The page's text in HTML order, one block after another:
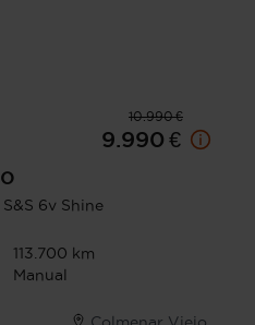
10.990 €
9.990 €
6v Shine
113.700 km
Manual